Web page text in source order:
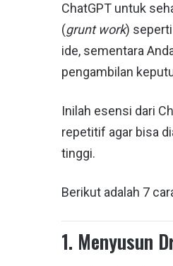
ChatGPT untuk
(grunt work)
ide, sementara
pengambilan
Inilah esensi dari
repetitif agar bisa
tinggi.
Berikut adalah 7
1. Menyusun